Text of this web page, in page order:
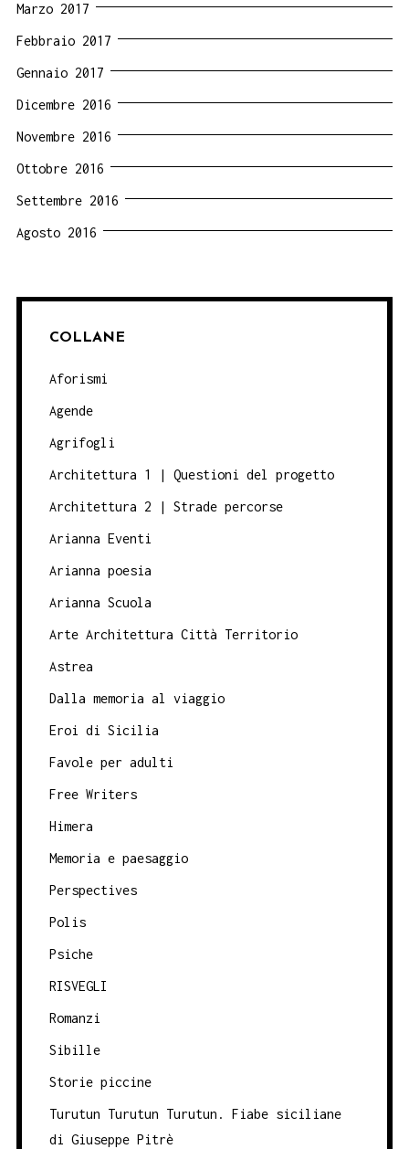
Marzo 2017
Febbraio 2017
Gennaio 2017
Dicembre 2016
Novembre 2016
Ottobre 2016
Settembre 2016
Agosto 2016
COLLANE
Aforismi
Agende
Agrifogli
Architettura 1 | Questioni del progetto
Architettura 2 | Strade percorse
Arianna Eventi
Arianna poesia
Arianna Scuola
Arte Architettura Città Territorio
Astrea
Dalla memoria al viaggio
Eroi di Sicilia
Favole per adulti
Free Writers
Himera
Memoria e paesaggio
Perspectives
Polis
Psiche
RISVEGLI
Romanzi
Sibille
Storie piccine
Turutun Turutun Turutun. Fiabe siciliane
di Giuseppe Pitrè